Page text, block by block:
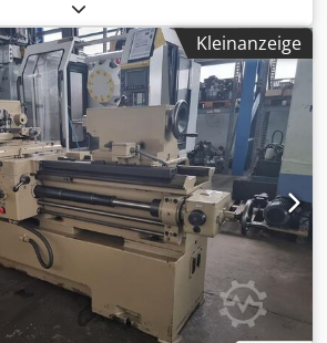
Baujahr: 1985 - überholt, neu lackiert
RAL 7035 lichtgrau Masch.-Nr.: 2992
Monate einschichtig ab Lieferung, auf
Mechanik. Die Elektrik und
da sie nur einer
wurde. Bei Maschinen die
nordbayerischen Vertriebsraum
durch den Kunden zu
mit Flansch -
inkl. neuer Elektrik Ein-/Aus-Schalter
Unterspannungsspule zur
z. B. bei
des Netzsteckers Djdstqdqgspfx
gesehen Die Maschine entspricht
des damaligen Baujahrs.
Kleinanzeige